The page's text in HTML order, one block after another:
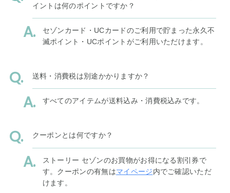
イントは何のポイントですか？
セゾンカード・UCカードのご利用で貯まった永久不
滅ポイント・UCポイントがご利用いただけます。
送料・消費税は別途かかりますか？
すべてのアイテムが送料込み・消費税込みです。
クーポンとは何ですか？
ストーリー セゾンのお買物がお得になる割引券で
す。クーポンの有無はマイページ内でご確認いただ
けます。